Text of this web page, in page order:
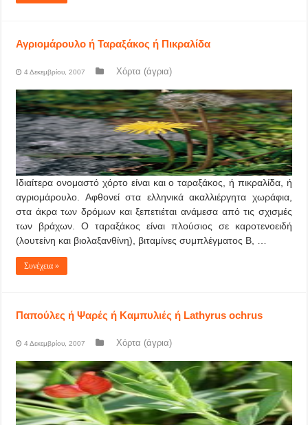
Αγριομάρουλο ή Ταραξάκος ή Πικραλίδα
4 Δεκεμβρίου, 2007 Χόρτα (άγρια)
Ιδιαίτερα ονομαστό χόρτο είναι και ο ταραξάκος, ή πικραλίδα, ή
αγριομάρουλο. Αφθονεί στα ελληνικά ακαλλιέργητα χωράφια,
στα άκρα των δρόμων και ξεπετιέται ανάμεσα από τις σχισμές
των βράχων. Ο ταραξάκος είναι πλούσιος σε καροτενοειδή
(λουτείνη και βιολαξανθίνη), βιταμίνες συμπλέγματος Β, …
Συνέχεια »
Παπούλες ή Ψαρές ή Καμπυλιές ή Lathyrus ochrus
4 Δεκεμβρίου, 2007 Χόρτα (άγρια)